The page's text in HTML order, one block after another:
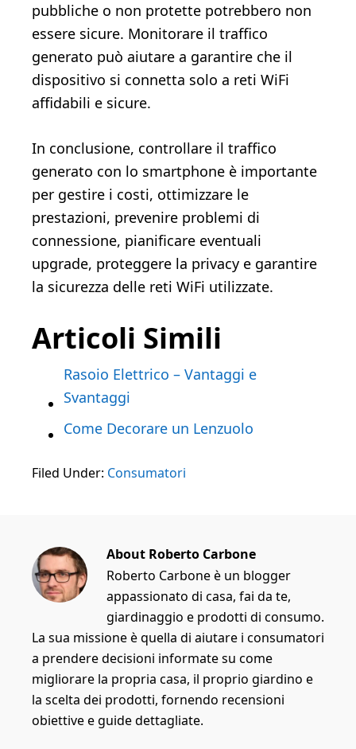
pubbliche o non protette potrebbero non
essere sicure. Monitorare il traffico
generato può aiutare a garantire che il
dispositivo si connetta solo a reti WiFi
affidabili e sicure.
In conclusione, controllare il traffico
generato con lo smartphone è importante
per gestire i costi, ottimizzare le
prestazioni, prevenire problemi di
connessione, pianificare eventuali
upgrade, proteggere la privacy e garantire
la sicurezza delle reti WiFi utilizzate.
Articoli Simili
Rasoio Elettrico – Vantaggi e
Svantaggi
Come Decorare un Lenzuolo
Filed Under: Consumatori
About Roberto Carbone
Roberto Carbone è un blogger
appassionato di casa, fai da te,
giardinaggio e prodotti di consumo.
La sua missione è quella di aiutare i consumatori
a prendere decisioni informate su come
migliorare la propria casa, il proprio giardino e
la scelta dei prodotti, fornendo recensioni
obiettive e guide dettagliate.